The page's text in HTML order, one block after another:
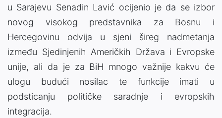
u Sarajevu Senadin Lavić ocijenio je da se izbor
novog visokog predstavnika za Bosnu i
Hercegovinu odvija u sjeni šireg nadmetanja
između Sjedinjenih Američkih Država i Evropske
unije, ali da je za BiH mnogo važnije kakvu će
ulogu budući nosilac te funkcije imati u
podsticanju političke saradnje i evropskih
integracija.